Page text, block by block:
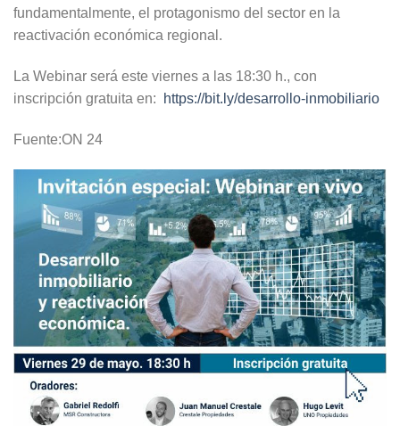
fundamentalmente, el protagonismo del sector en la
reactivación económica regional.
La Webinar será este viernes a las 18:30 h., con
inscripción gratuita en:
https://bit.ly/desarrollo-inmobiliario
Fuente:ON 24